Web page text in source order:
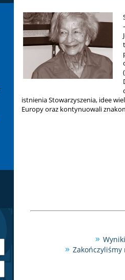
istnienia Stowarzyszenia, idee
Europy oraz kontynuowali